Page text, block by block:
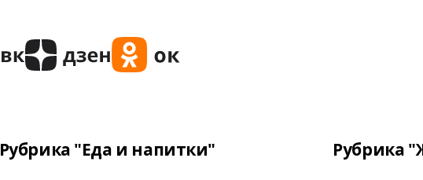
Рубрика "Еда и напитки" Рубрика